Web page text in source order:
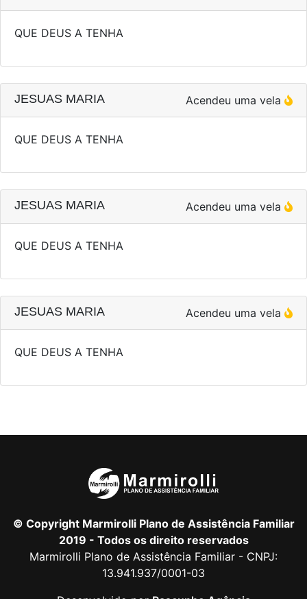
QUE DEUS A TENHA
JESUAS MARIA Acendeu uma vela
QUE DEUS A TENHA
JESUAS MARIA Acendeu uma vela
QUE DEUS A TENHA
JESUAS MARIA Acendeu uma vela
QUE DEUS A TENHA
© Copyright Marmirolli Plano de Assistência Familiar
2019 - Todos os direito reservados
Marmirolli Plano de Assistência Familiar - CNPJ:
13.941.937/0001-03